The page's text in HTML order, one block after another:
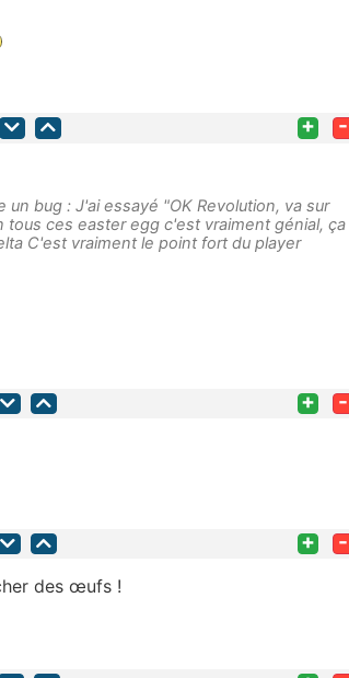
+ -
bug : J'ai essayé "OK Revolution, va sur
tous ces easter egg c'est vraiment génial, ça
C'est vraiment le point fort du player
+ -
+ -
des œufs !